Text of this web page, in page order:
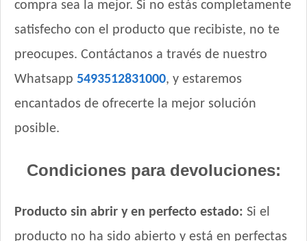
Whiskas Gato Adulto sabor Pescado
Whiskas Gato Adulto sabor Pollo
Whiskas Gato Adulto sabor Salmón
compra sea la mejor. Si no estás completamente
satisfecho con el producto que recibiste, no te
preocupes. Contáctanos a través de nuestro
Whatsapp 5493512831000, y estaremos
encantados de ofrecerte la mejor solución
posible.
Condiciones para devoluciones:
Producto sin abrir y en perfecto estado: Si el
producto no ha sido abierto y está en perfectas